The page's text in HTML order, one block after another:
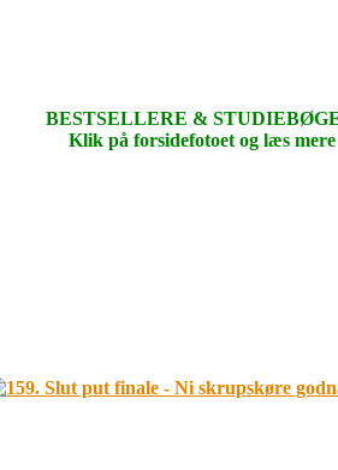
BESTSELLERE &
Klik på forsidefotoet og læs mere.